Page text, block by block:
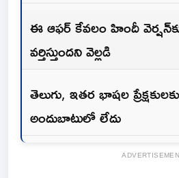
ఈ ఆఫర్ కేవలం హిందీ
వర్తిస్తుందని వెల్లడి
తెలుగు, ఇతర భాషల
అందుబాటులో లేదు